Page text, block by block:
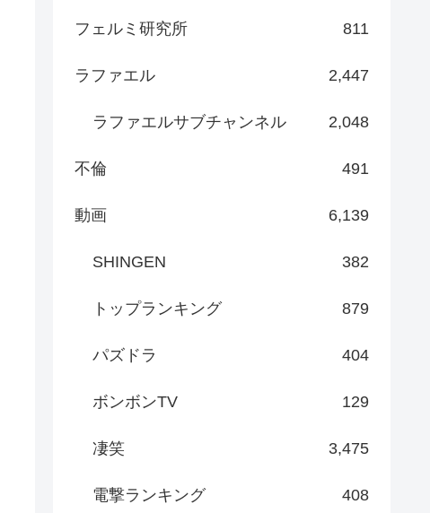
フェルミ研究所 811
ラファエル 2,447
ラファエルサブチャンネル 2,048
不倫 491
動画 6,139
SHINGEN 382
トップランキング 879
パズドラ 404
ボンボンTV 129
凄笑 3,475
電撃ランキング 408